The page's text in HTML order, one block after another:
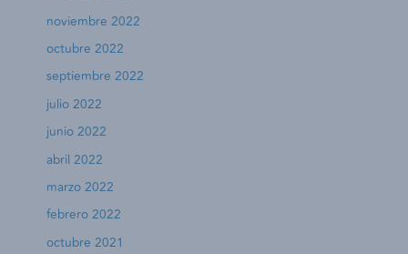
noviembre 2022
octubre 2022
septiembre 2022
julio 2022
junio 2022
abril 2022
marzo 2022
febrero 2022
octubre 2021